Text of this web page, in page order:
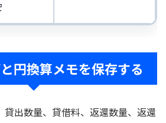
円換算メモを保存する
出数量、貸借料、返還数量、返還